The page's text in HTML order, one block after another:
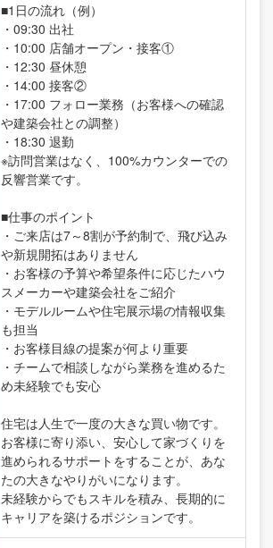
■1日の流れ（例）
・09:30 出社
・10:00 店舗オープン・接客①
・12:30 昼休憩
・14:00 接客②
・17:00 フォロー業務（お客様への確認
や建築会社との調整）
・18:30 退勤
※訪問営業はなく、100%カウンターでの
反響営業です。
■仕事のポイント
・ご来店は7～8割が予約制で、飛び込み
や新規開拓はありません
・お客様の予算や希望条件に応じたハウ
スメーカーや建築会社をご紹介
・モデルルームや住宅展示場の情報収集
も担当
・お客様目線の提案が何より重要
・チームで相談しながら業務を進めるた
め未経験でも安心
住宅は人生で一度の大きな買い物です。
お客様に寄り添い、安心して家づくりを
進められるサポートをすることが、あな
たの大きなやりがいになります。
未経験からでもスキルを積み、長期的に
キャリアを築けるポジションです。